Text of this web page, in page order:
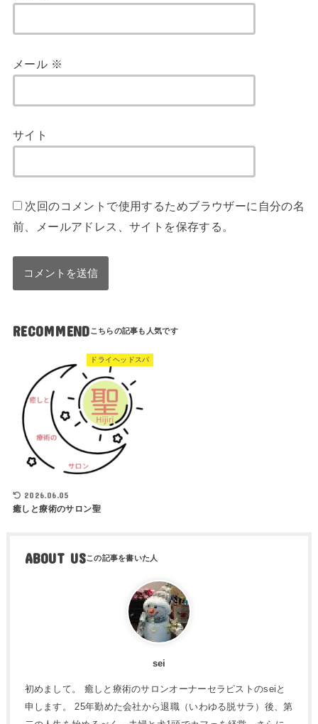
メール ※
サイト
次回のコメントで使用するためブラウザーに自分の名
前、メールアドレス、サイトを保存する。
RECOMMEND
ドライヘッドスパ
2026.06.05
癒しと療術のサロン聖
ABOUT US
sei
初めまして。 癒しと療術のサロンオーナーセラピストのseiと
申します。 25年勤めた会社から退職（いわゆる脱サラ）後、第